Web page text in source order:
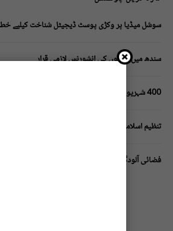
سوشل میڈیا پر وکڑی پوسٹ ڈیجیٹل شناخت کیلیے
سندھ میں گاڑیوں کی انشورنس لازمی قرار
400 شہریوں کیلئے ایک پولیس اہلکار لازمی، کراچی میں صورتحال کیا ہے؟
تنظیم اسلامی کے زیرِ اہتمام ملک گیر آگاہی مہم!
فضائی آلودگی انسانی دماغ کیلیے کیسے خطرناک ثابت